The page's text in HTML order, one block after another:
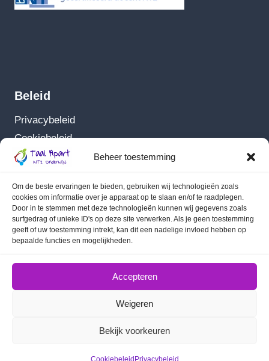
Beheer toestemming
Om de beste ervaringen te bieden, gebruiken wij technologieën zoals
cookies om informatie over je apparaat op te slaan en/of te raadplegen.
Door in te stemmen met deze technologieën kunnen wij gegevens zoals
surfgedrag of unieke ID's op deze site verwerken. Als je geen toestemming
geeft of uw toestemming intrekt, kan dit een nadelige invloed hebben op
bepaalde functies en mogelijkheden.
Accepteren
Weigeren
Bekijk voorkeuren
Cookiebeleid Privacybeleid
Beleid
Privacybeleid
Cookiebeleid
Algemene Voorwaarden
Informatie
Nieuws
© 2026 Taal Apart - NT2 onderwijs - WordPress